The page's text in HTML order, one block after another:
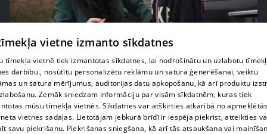
pirms 2 nedēļām, 5 dienām
Bindru ģimenes atvase neslēpj sajūsmu par
ierašanos rehabilitācijas centrā
55. epizode
vietne izmanto sīkdatnes
tīmekļa vietnē tiek izmantotas sīkdatnes, lai nodrošinātu un uzlabotu
darbību., nosūtītu personalizētu reklāmu un satura ģenerēšanai, veiktu
un satura mērījumus, auditorijas datu apkopošanu, kā arī produktu
Zemāk sniedzam informāciju par visām sīkdatnēm, kuras tiek
mūsu tīmekļa vietnēs. Sīkdatnes var atšķirties atkarībā no
vietnes sadaļas. Lietotājam jebkurā brīdī ir iespēja piekrist, atteikties
savu piekrišanu. Piekrišanas sniegšana, kā arī tās atsaukšana vai